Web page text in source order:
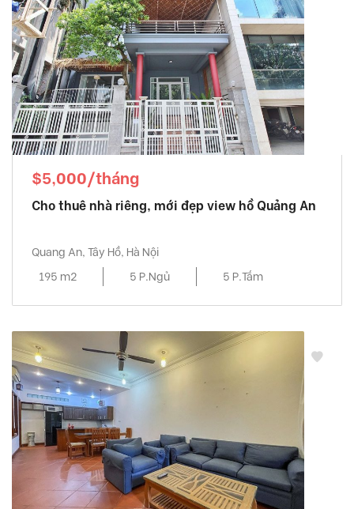
$5,000/tháng
Cho thuê nhà riêng, mới đẹp view hồ Quảng An
Quang An, Tây Hồ, Hà Nội
195 m2
5 P.Ngủ 5 P.Tắm